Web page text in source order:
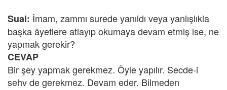
Sual: İmam, zammı surede yanıldı veya yanlışlıkla
başka âyetlere atlayıp okumaya devam etmiş ise, ne
yapmak gerekir?
CEVAP
Bir şey yapmak gerekmez. Öyle yapılır. Secde-i
sehv de gerekmez. Devam eder. Bilmeden